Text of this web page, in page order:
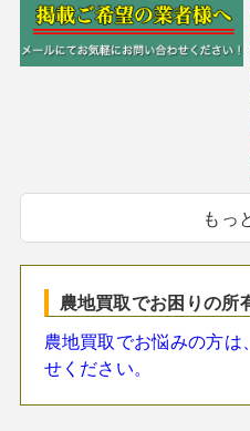
もっ
農地買取でお困りの所
農地買取でお悩みの方
せください。